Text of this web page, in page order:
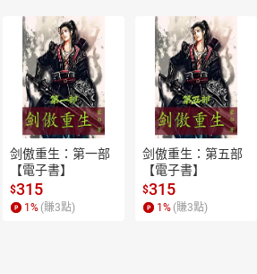
剑傲重生：第一部
【電子書】
$315
1 % (賺3點)
剑傲重生：第五部
【電子書】
$315
1 % (賺3點)